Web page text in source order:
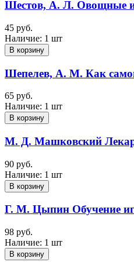
Шестов, А. Л. Овощные и
45 руб.
Наличие: 1 шт
В корзину
Шепелев, А. М. Как
65 руб.
Наличие: 1 шт
В корзину
М. Д. Машковский
90 руб.
Наличие: 1 шт
В корзину
Г. М. Цыпин Обучение
98 руб.
Наличие: 1 шт
В корзину